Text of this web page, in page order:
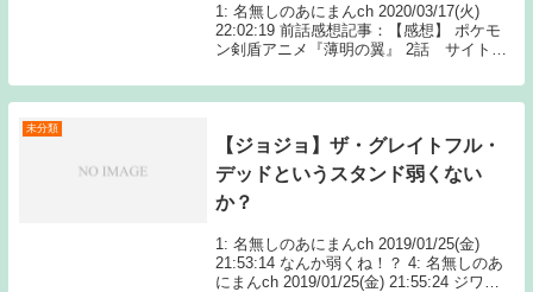
1: 名無しのあにまんch 2020/03/17(火)
22:02:19 前話感想記事：【感想】 ポケモ
ン剣盾アニメ『薄明の翼』 2話 サイトウ
健気でかわいいな 4: 名無しのあに Source:
あ...
未分類
【ジョジョ】ザ・グレイトフル・
デッドというスタンド弱くない
か？
1: 名無しのあにまんch 2019/01/25(金)
21:53:14 なんか弱くね！？ 4: 名無しのあ
にまんch 2019/01/25(金) 21:55:24 ジワジ